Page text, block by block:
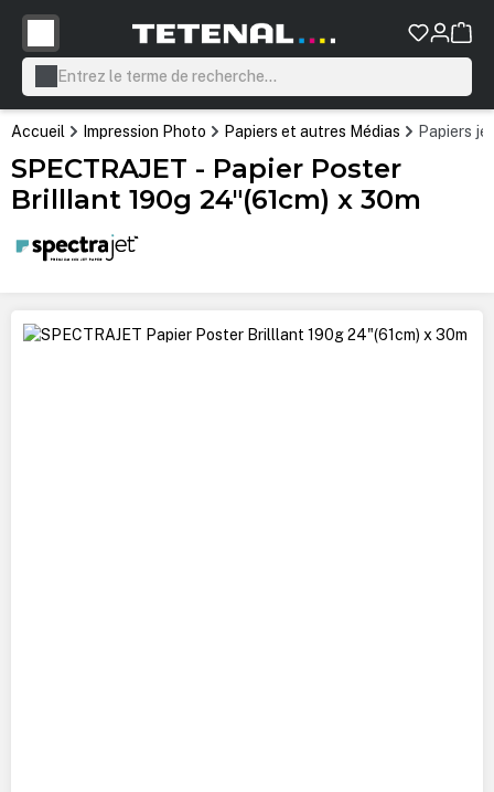
principal
Accueil Impression Photo Papiers et autres Médias Papiers
SPECTRAJET - Papier Poster
Brilllant 190g 24"(61cm) x 30m
Ignorer la galerie d'images